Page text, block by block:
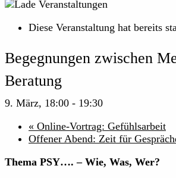
Diese Veranstaltung hat bereits
Begegnungen zwischen
Beratung
9. März, 18:00 - 19:30
« Online-Vortrag: Gefühlsarbeit
Offener Abend: Zeit für
Thema PSY…. – Wie, Was, Wer?